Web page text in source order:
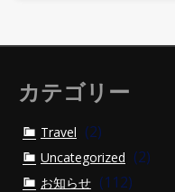
カテゴリー
Travel (2)
Uncategorized (2)
お知らせ (112)